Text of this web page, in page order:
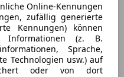
Online-Kennungen
zufällig generierte
Kennungen) können
Informationen (z. B.
Sprache,
Technologien usw.) auf
oder von dort